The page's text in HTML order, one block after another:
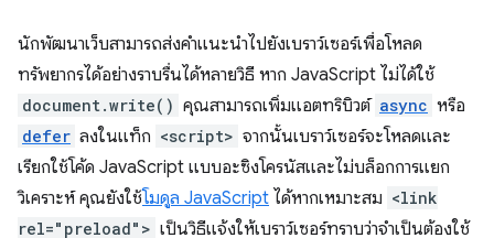
นักพัฒนาเว็บสามารถส่งคำแนะนำไปยังเบราว์เซอร์เพื่อโหลด
ทรัพยากรได้อย่างราบรื่นได้หลายวิธี หาก JavaScript ไม่ได้ใช้
document.write() คุณสามารถเพิ่มแอตทริบิวต์ async หรือ
defer ลงในแท็ก <script> จากนั้นเบราว์เซอร์จะโหลดและ
เรียกใช้โค้ด JavaScript แบบอะซิงโครนัสและไม่บล็อกการแยก
วิเคราะห์ คุณยังใช้โมดูล JavaScript ได้หากเหมาะสม <link
rel="preload"> เป็นวิธีแจ้งให้เบราว์เซอร์ทราบว่าจำเป็นต้องใช้